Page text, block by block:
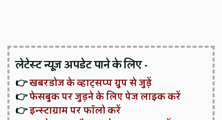
लेटेस्ट न्यूज़ अपडेट पाने के लिए -
👉खबरडोज के व्हाट्सप्प ग्रुप से जुड़ें
👉फेसबुक पर जुड़ने के लिए पेज लाइक करें
👉इन्स्टाग्राम पर फॉलो करें